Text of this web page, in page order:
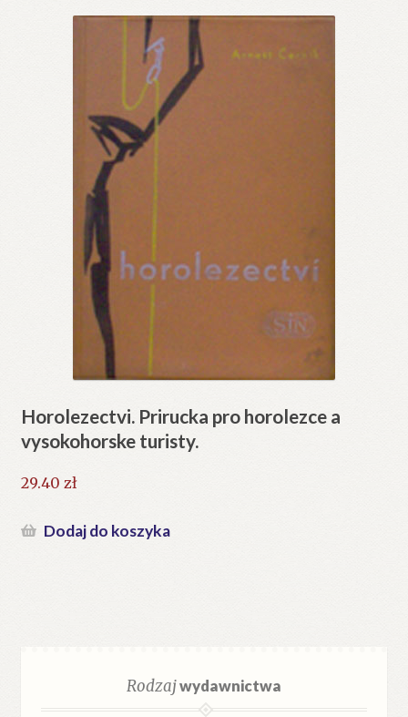
Horolezectvi. Prirucka pro horolezce a
vysokohorske turisty.
29.40 zł
Dodaj do koszyka
Rodzajwydawnictwa